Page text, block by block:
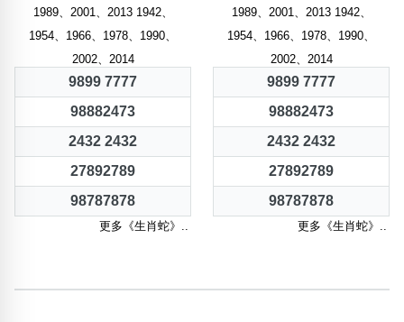
1989、2001、2013 1942、
1954、1966、1978、1990、
2002、2014
9899 7777
98882473
2432 2432
27892789
98787878
更多《生肖蛇》..
1989、2001、2013 1942、
1954、1966、1978、1990、
2002、2014
9899 7777
98882473
2432 2432
27892789
98787878
更多《生肖蛇》..